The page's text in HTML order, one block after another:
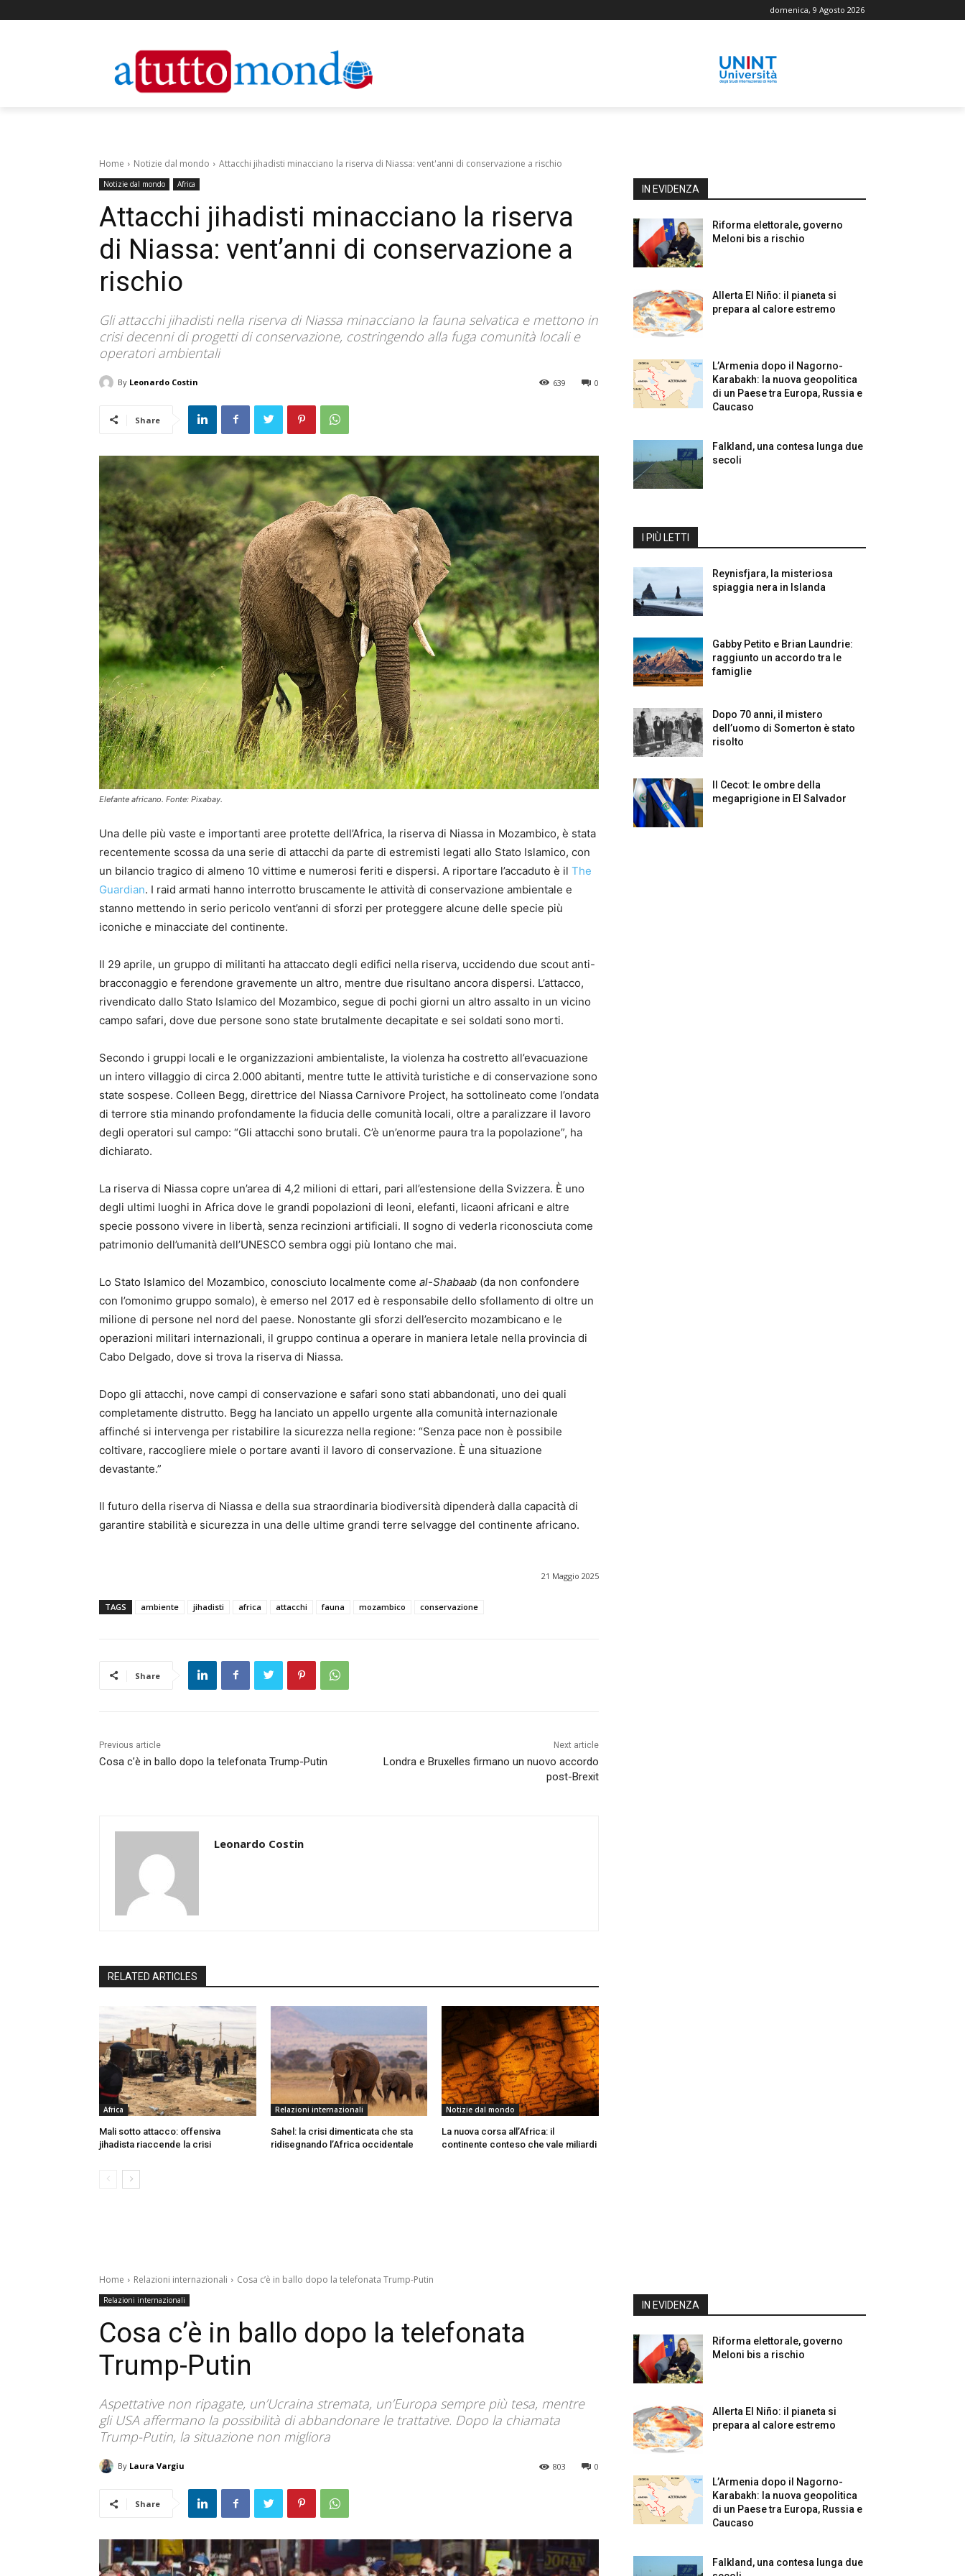
domenica, 9 Agosto 2026
Home Notizie dal mondo Attacchi jihadisti minacciano la riserva di Niassa: vent'anni di conservazione a rischio
Notizie dal mondo Africa
Attacchi jihadisti minacciano la riserva
di Niassa: vent’anni di conservazione a
rischio
Gli attacchi jihadisti nella riserva di Niassa minacciano la fauna selvatica e mettono in
crisi decenni di progetti di conservazione, costringendo alla fuga comunità locali e
operatori ambientali
By Leonardo Costin 0
639
Share
Elefante africano. Fonte: Pixabay.
Una delle più vaste e importanti aree protette dell’Africa, la riserva di Niassa in Mozambico, è stata
recentemente scossa da una serie di attacchi da parte di estremisti legati allo Stato Islamico, con
un bilancio tragico di almeno 10 vittime e numerosi feriti e dispersi. A riportare l’accaduto è il The
Guardian. I raid armati hanno interrotto bruscamente le attività di conservazione ambientale e
stanno mettendo in serio pericolo vent’anni di sforzi per proteggere alcune delle specie più
iconiche e minacciate del continente.
Il 29 aprile, un gruppo di militanti ha attaccato degli edifici nella riserva, uccidendo due scout anti-
bracconaggio e ferendone gravemente un altro, mentre due risultano ancora dispersi. L’attacco,
rivendicato dallo Stato Islamico del Mozambico, segue di pochi giorni un altro assalto in un vicino
campo safari, dove due persone sono state brutalmente decapitate e sei soldati sono morti.
Secondo i gruppi locali e le organizzazioni ambientaliste, la violenza ha costretto all’evacuazione
un intero villaggio di circa 2.000 abitanti, mentre tutte le attività turistiche e di conservazione sono
state sospese. Colleen Begg, direttrice del Niassa Carnivore Project, ha sottolineato come l’ondata
di terrore stia minando profondamente la fiducia delle comunità locali, oltre a paralizzare il lavoro
degli operatori sul campo: “Gli attacchi sono brutali. C’è un’enorme paura tra la popolazione”, ha
dichiarato.
La riserva di Niassa copre un’area di 4,2 milioni di ettari, pari all’estensione della Svizzera. È uno
degli ultimi luoghi in Africa dove le grandi popolazioni di leoni, elefanti, licaoni africani e altre
specie possono vivere in libertà, senza recinzioni artificiali. Il sogno di vederla riconosciuta come
patrimonio dell’umanità dell’UNESCO sembra oggi più lontano che mai.
Lo Stato Islamico del Mozambico, conosciuto localmente come al-Shabaab (da non confondere
con l’omonimo gruppo somalo), è emerso nel 2017 ed è responsabile dello sfollamento di oltre un
milione di persone nel nord del paese. Nonostante gli sforzi dell’esercito mozambicano e le
operazioni militari internazionali, il gruppo continua a operare in maniera letale nella provincia di
Cabo Delgado, dove si trova la riserva di Niassa.
Dopo gli attacchi, nove campi di conservazione e safari sono stati abbandonati, uno dei quali
completamente distrutto. Begg ha lanciato un appello urgente alla comunità internazionale
affinché si intervenga per ristabilire la sicurezza nella regione: “Senza pace non è possibile
coltivare, raccogliere miele o portare avanti il lavoro di conservazione. È una situazione
devastante.”
Il futuro della riserva di Niassa e della sua straordinaria biodiversità dipenderà dalla capacità di
garantire stabilità e sicurezza in una delle ultime grandi terre selvagge del continente africano.
21 Maggio 2025
TAGS ambiente jihadisti africa attacchi fauna mozambico conservazione
Share
Previous article
Cosa c’è in ballo dopo la telefonata Trump-Putin
Next article
Londra e Bruxelles firmano un nuovo accordo
post-Brexit
Leonardo Costin
RELATED ARTICLES
Africa
Mali sotto attacco: offensiva
jihadista riaccende la crisi
Relazioni internazionali
Sahel: la crisi dimenticata che sta
ridisegnando l’Africa occidentale
Notizie dal mondo
La nuova corsa all’Africa: il
continente conteso che vale miliardi
IN EVIDENZA
Riforma elettorale, governo
Meloni bis a rischio
Allerta El Niño: il pianeta si
prepara al calore estremo
L’Armenia dopo il Nagorno-
Karabakh: la nuova geopolitica
di un Paese tra Europa, Russia e
Caucaso
Falkland, una contesa lunga due
secoli
I PIÙ LETTI
Reynisfjara, la misteriosa
spiaggia nera in Islanda
Gabby Petito e Brian Laundrie:
raggiunto un accordo tra le
famiglie
Dopo 70 anni, il mistero
dell’uomo di Somerton è stato
risolto
Il Cecot: le ombre della
megaprigione in El Salvador